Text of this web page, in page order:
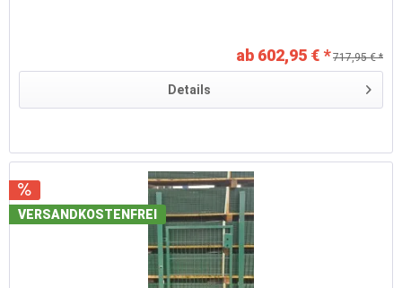
ab 602,95 € * 717,95 € *
Details
VERSANDKOSTENFREI